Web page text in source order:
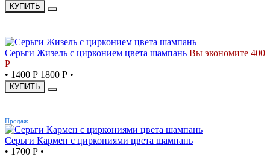
КУПИТЬ
Серьги Жизель с цирконием цвета шампань Вы экономите 400
Р
• 1400 Р 1800 Р •
КУПИТЬ
Продаж
Серьги Кармен с циркониями цвета шампань
• 1700 Р •